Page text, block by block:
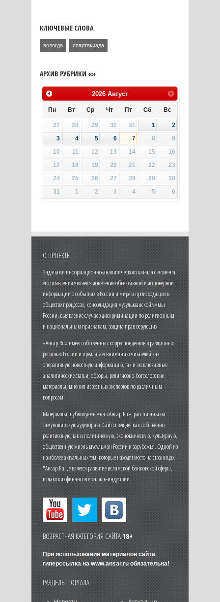
КЛЮЧЕВЫЕ СЛОВА
вологда спартакиада
АРХИВ РУБРИКИ «»
2026 Август
Пн Вт Ср Чт Пт Сб Вс
27 28 29 30 31 1
2
3
4 5 6 7 8
9
10
11 12 13 14 15
16
17
18 19 20 21 22
23
24
25 26 27 28 29
30
31
1 2 3 4 5 6
О ПРОЕКТЕ
Задачами информационно-аналитического канала с момента
его появления является донесение объективной и достоверной
информации о событиях в России и мире и происходящих в
обществе процессах, консолидация мусульманской уммы
России, выявление случаев дискриминации по религиозным
и национальным признакам, защита прав верующих.
«Ансар.Ru» имеет собственных корреспондентов в различных
регионах России и предлагает вниманию читателей как
оперативную новостную информацию, так и эксклюзивные
аналитические статьи, обзоры, религиозно-богословские
материалы, мнения известных экспертов по различным
вопросам.
Материалы, публикуемые на «Ансар.Ru», рассчитаны на
самую широкую аудиторию. Сайт освещает как собственно
религиозную, так и политическую, экономическую, культурную,
общественную жизнь мусульман России и зарубежья. Одной из
наиболее актуальных тем, которые находят место на страницах
"Ансар.Ru", является развитие исламской банковской сферы,
исламских финансов и халяль-индустрии.
ВОЗРАСТНАЯ КАТЕГОРИЯ САЙТА18+
При использовании материалов сайта
гиперссылка на www.ansar.ruобязательна!
РАЗДЕЛЫ ПОРТАЛА